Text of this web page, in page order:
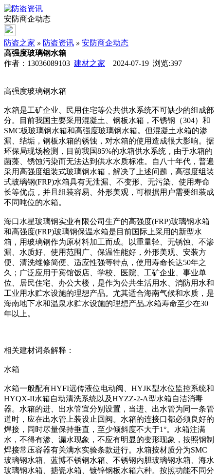
安防商企动态
防盗之家 » 防盗资讯 » 安防商企动态
高强度玻璃钢水箱
作者：13036089103 建材之家 2024-07-19 浏览:397
高强度玻璃钢水箱
水箱是工矿企业、民用住宅等公共供水系统不可缺少的组成部
分。目前我国主要采用混凝土、钢板水箱，不锈钢（304）和
SMC板玻璃钢水箱和高强度玻璃钢水箱。但混凝土水箱的渗
漏、结垢，钢板水箱的锈蚀，对水箱的使用造成很大影响。据
环保局现场检测，目前我国85%的水箱供水系统，由于水箱的
菌藻、锈蚀污染而无法达到供水水质标准。自八十年代，普遍
采用高强度组装式玻璃钢水箱，解决了上述问题，高强度组装
式玻璃钢(FRP)水箱具有无泄漏、不变形、无污染、使用寿命
长等优点，并且组装容易、外形美观，可根据用户需要组装成
不同吨位的水箱。
海口水星玻璃钢实业有限公司生产的高强度(FRP)玻璃钢水箱
和高强度(FRP)玻璃钢保温水箱是目前国际上采用的新型水
箱，用玻璃钢作为原材料加工而成。以重量轻、无锈蚀、不渗
漏、水质好、使用范围广、保温性能好，外形美观、安装方
便、清洗维修简便、适应性强等特点，使用寿命长达50年之
久；广泛应用于宾馆饭店、学校、医院、工矿企业、事业单
位、居民住宅、办公大楼，是作为公共生活用水、消防用水和
工业用水贮水设施的理想产品。尤其适合海南气候和水质，是
海南地下水和温泉水贮水设施的理想产品,水箱寿命至少在30
年以上。
相关建材词条解释：
水箱
水箱一般配有HYFI远传液位电动阀、HYJK型水位监控系统和
HYQX-II水箱自动清洗系统以及HYZZ-2-A型水箱自洁消毒
器。水箱的进、出水管宜分别设置，当进、出水管为同一条管
道时，应在出水管上装设止回阀。水箱的连接口都必须良好的
焊接，同时尽量保持垂直，至少倾斜度不大于1°。水箱注满
水，不得有渗、漏水现象，不应有明显的变形现象，按照钢制
焊接常压容器有关满水实验条款进行。水箱按材质分为SMC
玻璃钢水箱、蓝博不锈钢水箱、不锈钢内胆玻璃钢水箱、海水
玻璃钢水箱、搪瓷水箱、镀锌钢板水箱六种。按照功能不同分